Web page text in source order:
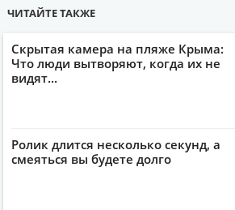
ЧИТАЙТЕ ТАКЖЕ
Скрытая камера на пляже Крыма:
Что люди вытворяют, когда их не
видят...
Ролик длится несколько секунд, а
смеяться вы будете долго